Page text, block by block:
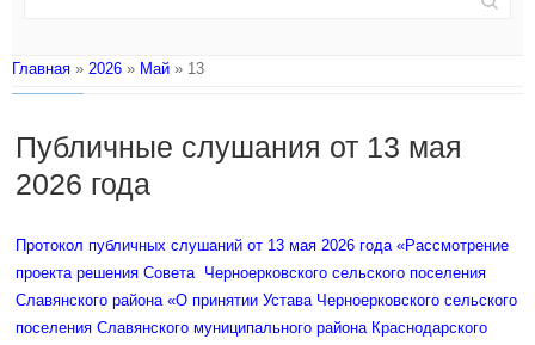
Главная » 2026 » Май » 13
Публичные слушания от 13 мая
2026 года
Протокол публичных слушаний от 13 мая 2026 года «Рассмотрение
проекта решения Совета Черноерковского сельского поселения
Славянского района «О принятии Устава Черноерковского сельского
поселения Славянского муниципального района Краснодарского